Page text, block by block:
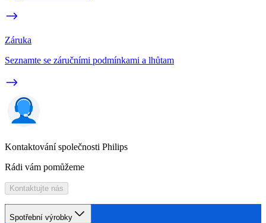
Záruka
Seznamte se záručními podmínkami a lhůtam
Kontaktování společnosti Philips
Rádi vám pomůžeme
Kontaktujte nás
Spotřební výrobky